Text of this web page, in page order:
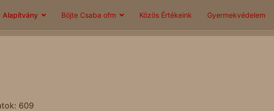
Alapítvány Böjte Csaba ofm Közös Értékeink Gyermekvédelem
609